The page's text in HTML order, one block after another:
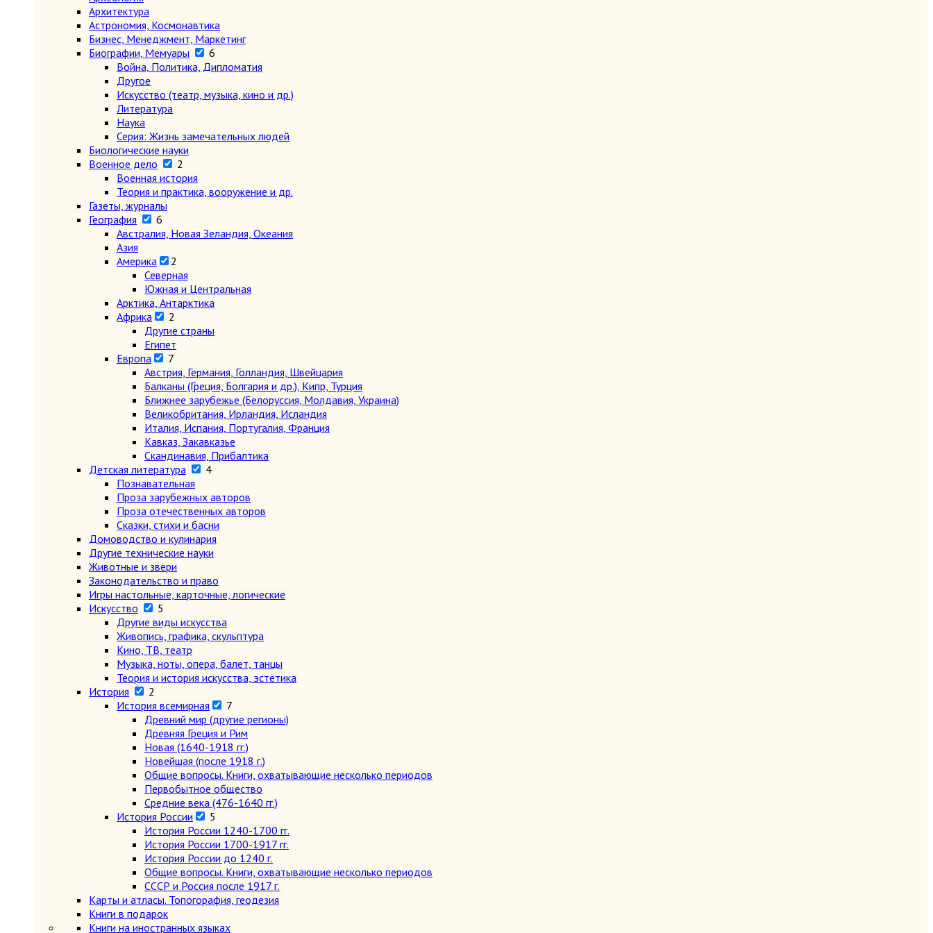
Архитектура
Астрономия, Космонавтика
Бизнес, Менеджмент, Маркетинг
Биографии, Мемуары
6
Война, Политика, Дипломатия
Другое
Искусство (театр, музыка, кино и др.)
Литература
Наука
Серия: Жизнь замечательных людей
Биологические науки
Военное дело
2
Военная история
Теория и практика, вооружение и др.
Газеты, журналы
География
6
Австралия, Новая Зеландия, Океания
Азия
Америка
2
Северная
Южная и Центральная
Арктика, Антарктика
Африка
2
Другие страны
Египет
Европа
7
Австрия, Германия, Голландия, Швейцария
Балканы (Греция, Болгария и др.), Кипр, Турция
Ближнее зарубежье (Белоруссия, Молдавия, Украина)
Великобритания, Ирландия, Исландия
Италия, Испания, Португалия, Франция
Кавказ, Закавказье
Скандинавия, Прибалтика
Детская литература
4
Познавательная
Проза зарубежных авторов
Проза отечественных авторов
Сказки, стихи и басни
Домоводство и кулинария
Другие технические науки
Животные и звери
Законодательство и право
Игры настольные, карточные, логические
Искусство
5
Другие виды искусства
Живопись, графика, скульптура
Кино, ТВ, театр
Музыка, ноты, опера, балет, танцы
Теория и история искусства, эстетика
История
2
История всемирная
7
Древний мир (другие регионы)
Древняя Греция и Рим
Новая (1640-1918 гг.)
Новейшая (после 1918 г.)
Общие вопросы. Книги, охватывающие несколько периодов
Первобытное общество
Средние века (476-1640 гг.)
История России
5
История России 1240-1700 гг.
История России 1700-1917 гг.
История России до 1240 г.
Общие вопросы. Книги, охватывающие несколько периодов
СССР и Россия после 1917 г.
Карты и атласы. Топогорафия, геодезия
Книги в подарок
Книги на иностранных языках